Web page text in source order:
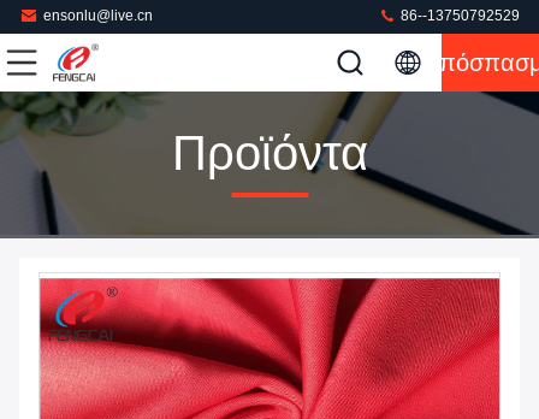
ensonlu@live.cn 86--13750792529
Προϊόντα